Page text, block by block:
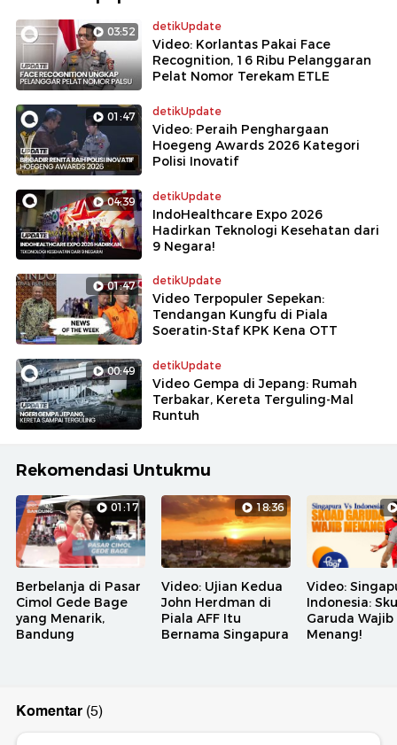
03:52 detikUpdate
Video: Korlantas Pakai Face
Recognition, 16 Ribu Pelanggaran
Pelat Nomor Terekam ETLE
01:47 detikUpdate
Video: Peraih Penghargaan
Hoegeng Awards 2026 Kategori
Polisi Inovatif
04:39 detikUpdate
IndoHealthcare Expo 2026
Hadirkan Teknologi Kesehatan dari
9 Negara!
01:47 detikUpdate
Video Terpopuler Sepekan:
Tendangan Kungfu di Piala
Soeratin-Staf KPK Kena OTT
00:49 detikUpdate
Video Gempa di Jepang: Rumah
Terbakar, Kereta Terguling-Mal
Runtuh
Rekomendasi Untukmu
01:17
Berbelanja di Pasar
Cimol Gede Bage
yang Menarik,
Bandung
18:36
Video: Ujian Kedua
John Herdman di
Piala AFF Itu
Bernama Singapura
Video:
Indonesia:
Garuda Wajib
Menang!